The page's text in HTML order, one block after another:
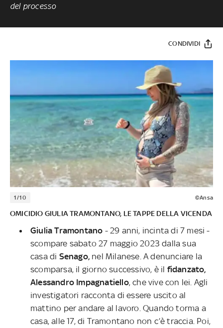
del processo
CONDIVIDI
1/10 ©Ansa
OMICIDIO GIULIA TRAMONTANO, LE TAPPE DELLA VICENDA
Giulia Tramontano - 29 anni, incinta di 7 mesi -
scompare sabato 27 maggio 2023 dalla sua
casa di Senago, nel Milanese. A denunciare la
scomparsa, il giorno successivo, è il fidanzato,
Alessandro Impagnatiello, che vive con lei. Agli
investigatori racconta di essere uscito al
mattino per andare al lavoro. Quando torma a
casa, alle 17, di Tramontano non c’è traccia. Poi,